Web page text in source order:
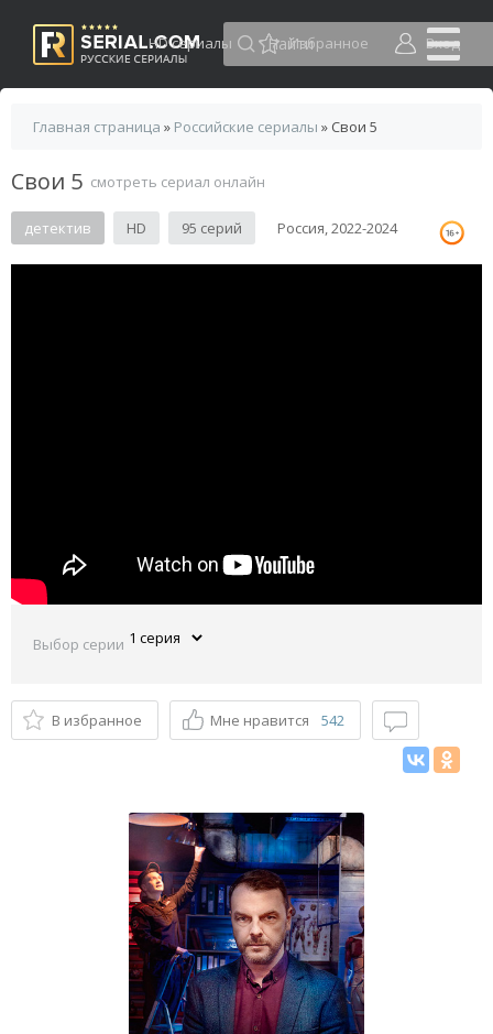
HD сериалы Избранное Вход
Главная страница » Российские сериалы » Свои 5
Свои 5 смотреть сериал онлайн
детектив HD 95 серий Россия, 2022-2024
Выбор серии
В избранное Мне нравится 542